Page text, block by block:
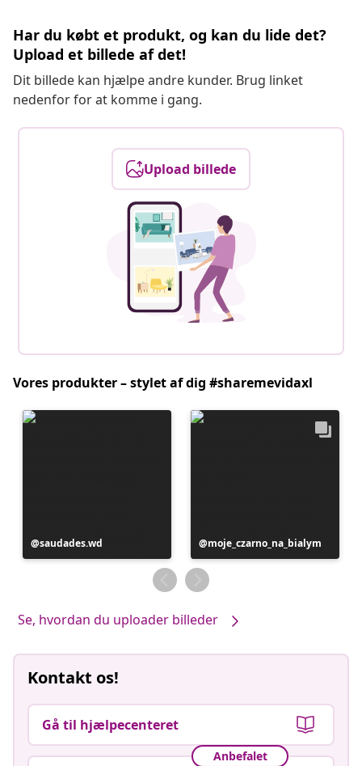
Har du købt et produkt, og kan du lide det?
Upload et billede af det!
Dit billede kan hjælpe andre kunder. Brug linket
nedenfor for at komme i gang.
Upload billede
Vores produkter – stylet af dig #sharemevidaxl
Opslag
offentliggjort
saudades.wd
Opslag
offentliggjort
af
moje_czarno_na_bialym
Se, hvordan du uploader billeder
Kontakt os!
Gå til hjælpecenteret
Anbefalet